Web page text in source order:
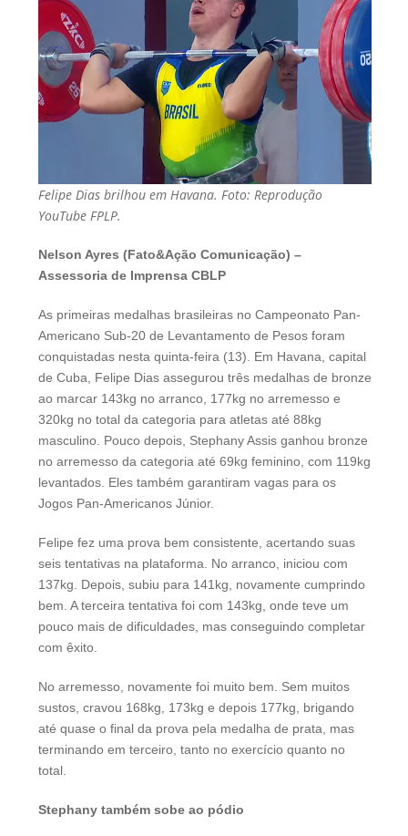
Felipe Dias brilhou em Havana. Foto: Reprodução
YouTube FPLP.
Nelson Ayres (Fato&Ação Comunicação) –
Assessoria de Imprensa CBLP
As primeiras medalhas brasileiras no Campeonato Pan-
Americano Sub-20 de Levantamento de Pesos foram
conquistadas nesta quinta-feira (13). Em Havana, capital
de Cuba, Felipe Dias assegurou três medalhas de bronze
ao marcar 143kg no arranco, 177kg no arremesso e
320kg no total da categoria para atletas até 88kg
masculino. Pouco depois, Stephany Assis ganhou bronze
no arremesso da categoria até 69kg feminino, com 119kg
levantados. Eles também garantiram vagas para os
Jogos Pan-Americanos Júnior.
Felipe fez uma prova bem consistente, acertando suas
seis tentativas na plataforma. No arranco, iniciou com
137kg. Depois, subiu para 141kg, novamente cumprindo
bem. A terceira tentativa foi com 143kg, onde teve um
pouco mais de dificuldades, mas conseguindo completar
com êxito.
No arremesso, novamente foi muito bem. Sem muitos
sustos, cravou 168kg, 173kg e depois 177kg, brigando
até quase o final da prova pela medalha de prata, mas
terminando em terceiro, tanto no exercício quanto no
total.
Stephany também sobe ao pódio